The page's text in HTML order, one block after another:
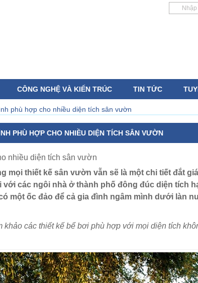
CÔNG NGHỆ VÀ KIẾN TRÚC TIN TỨC
phù hợp cho nhiều diện tích sân vườn
PHÙ HỢP CHO NHIỀU DIỆN TÍCH SÂN VƯỜN
nhiều diện tích sân vườn
mọi thiết kế sân vườn vẫn sẽ là một chi tiết đắt
với các ngôi nhà ở thành phố đông đúc diện tích
một ốc đảo để cả gia đình ngâm mình dưới làn
khảo các thiết kế bể bơi phù hợp với mọi diện tích